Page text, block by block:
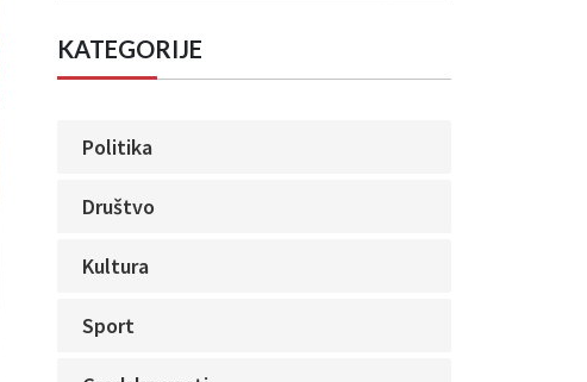
KATEGORIJE
Politika
Društvo
Kultura
Sport